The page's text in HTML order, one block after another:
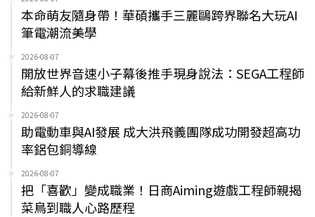
本命萌友隨身帶！華碩攜手三麗鷗跨界聯名大玩AI
筆電潮流美學
2026-08-07
開放世界音速小子幕後推手現身說法：SEGA工程師
給新鮮人的求職建議
2026-08-07
助電動車與AI發展 成大洪飛義團隊成功開發超高功
率鋁包銅導線
2026-08-07
把「喜歡」變成職業！日商Aiming遊戲工程師親揭
菜鳥到職人心路歷程